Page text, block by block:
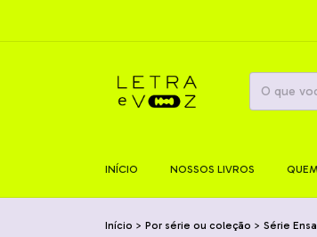
INÍCIO NOSSOS LIVROS
Início > Por série ou coleção > Série